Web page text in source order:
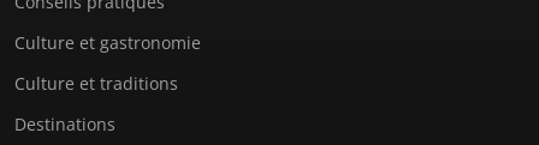
Culture et gastronomie
Culture et traditions
Destinations